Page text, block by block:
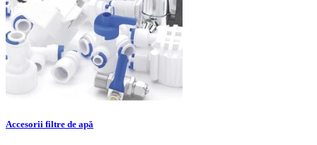
Accesorii filtre de apă